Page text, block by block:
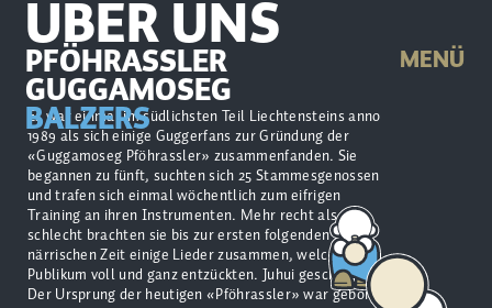
PFÖHRASSLER
GUGGAMOSEG
BALZERS
MENÜ
ÜBER UNS
Es war einmal im südlichsten Teil Liechtensteins anno
1989 als sich einige Guggerfans zur Gründung der
«Guggamoseg Pföhrassler» zusammenfanden. Sie
begannen zu fünft, suchten sich 25 Stammesgenossen
und trafen sich einmal wöchentlich zum eifrigen
Training an ihren Instrumenten. Mehr recht als
schlecht brachten sie bis zur ersten folgenden
närrischen Zeit einige Lieder zusammen, welche das
Publikum voll und ganz entzückten. Juhui geschafft!
Der Ursprung der heutigen «Pföhrassler» war geboren!